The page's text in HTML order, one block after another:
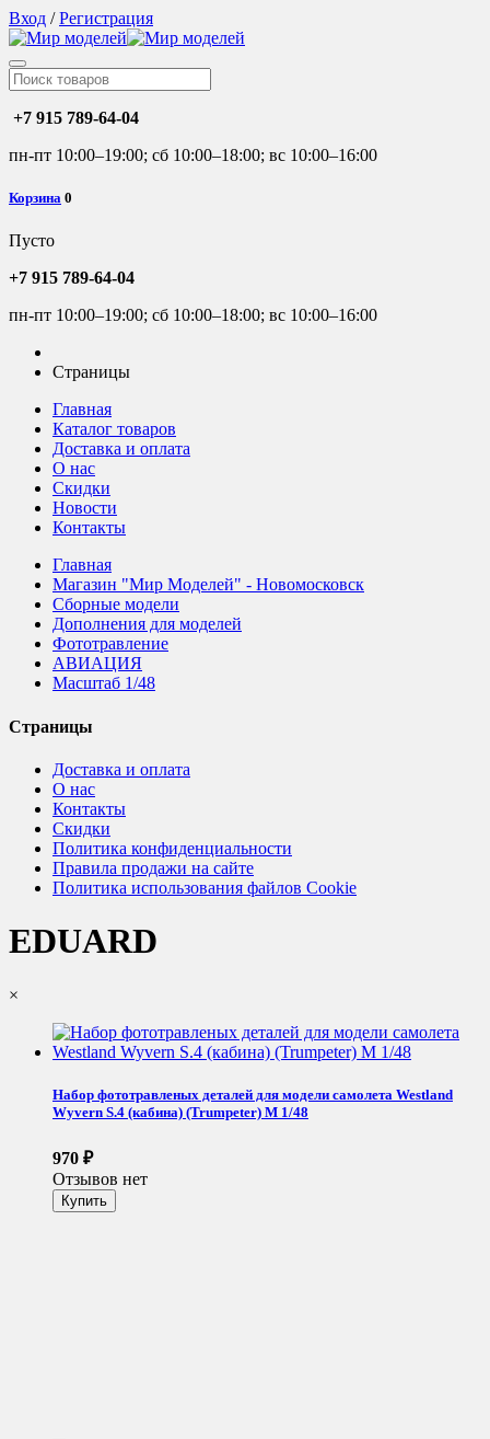
Вход /Регистрация
+7 915 789-64-04
пн-пт 10:00–19:00; сб 10:00–18:00; вс 10:00–16:00
Корзина 0
Пусто
+7 915 789-64-04
пн-пт 10:00–19:00; сб 10:00–18:00; вс 10:00–16:00
Страницы
Главная
Каталог товаров
Доставка и оплата
О нас
Скидки
Новости
Контакты
Главная
Магазин "Мир Моделей" - Новомосковск
Сборные модели
Дополнения для моделей
Фототравление
АВИАЦИЯ
Масштаб 1/48
Страницы
Доставка и оплата
О нас
Контакты
Скидки
Политика конфиденциальности
Правила продажи на сайте
Политика использования файлов Cookie
EDUARD
×
Набор фототравленых деталей для модели самолета Westland
Wyvern S.4 (кабина) (Trumpeter) М 1/48
970 ₽
Отзывов нет